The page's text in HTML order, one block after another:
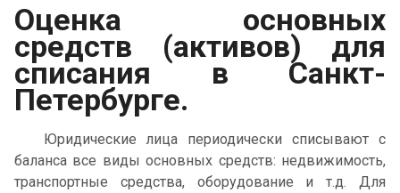
Оценка основных
средств (активов) для
списания в Санкт-
Петербурге.
Юридические лица периодически списывают с
баланса все виды основных средств: недвижимость,
транспортные средства, оборудование и т.д. Для